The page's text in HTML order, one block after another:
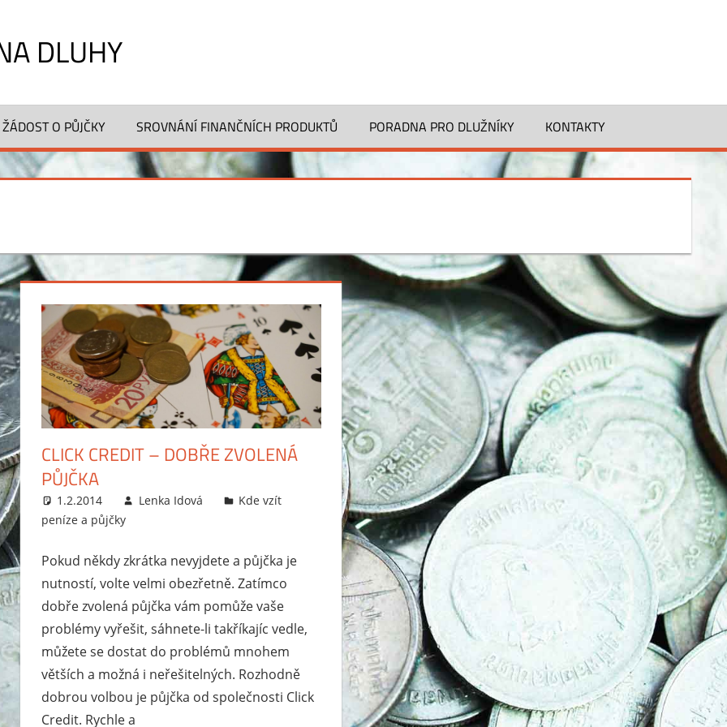
DLUHY
O PŮJČKY SROVNÁNÍ FINANČNÍCH PRODUKTŮ PORADNA PRO DLUŽNÍKY KONTAKTY
CLICK CREDIT – DOBŘE ZVOLENÁ
PŮJČKA
1.2.2014 Lenka Idová
Kde vzít
peníze a půjčky
Pokud někdy zkrátka nevyjdete a půjčka je
nutností, volte velmi obezřetně. Zatímco
dobře zvolená půjčka vám pomůže vaše
problémy vyřešit, sáhnete-li takříkajíc vedle,
můžete se dostat do problémů mnohem
větších a možná i neřešitelných. Rozhodně
dobrou volbou je půjčka od společnosti Click
Credit. Rychle a